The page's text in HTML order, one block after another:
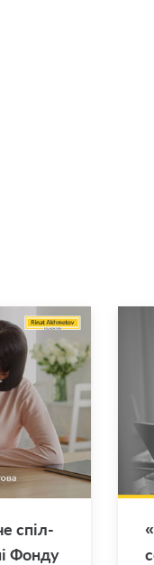
спіл­
Фонду